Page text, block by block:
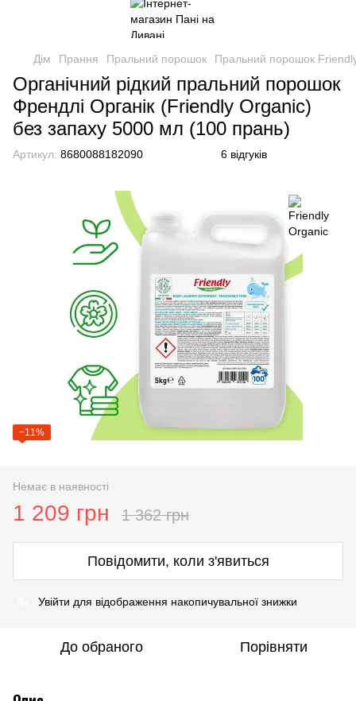
Дім Прання Пральний порошок Пральний порошок
Органічний рідкий пральний порошок
Френдлі Органік (Friendly Organic)
без запаху 5000 мл (100 прань)
Артикул: 8680088182090 6 відгуків
−11%
Немає в наявності
1 209 грн 1 362 грн
Повідомити, коли з'явиться
Увійти для відображення накопичувальної знижки
До обраного Порівняти